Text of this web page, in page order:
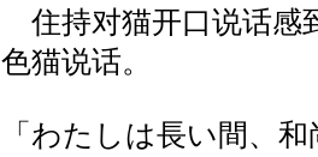
住持对猫开口说话感
色猫说话。
「わたしは長い間、